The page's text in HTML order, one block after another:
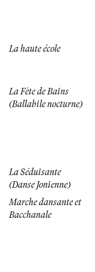
La haute école
La Fète de Bains
(Ballabile nocturne)
La Séduisante
(Danse Jonienne)
Marche dansante et
Bacchanale